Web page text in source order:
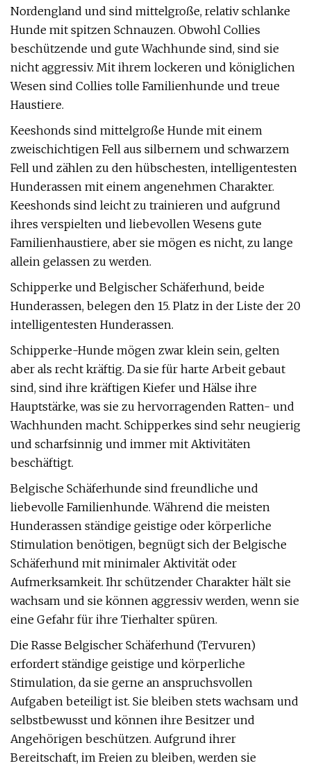
Nordengland und sind mittelgroße, relativ schlanke
Hunde mit spitzen Schnauzen. Obwohl Collies
beschützende und gute Wachhunde sind, sind sie
nicht aggressiv. Mit ihrem lockeren und königlichen
Wesen sind Collies tolle Familienhunde und treue
Haustiere.
Keeshonds sind mittelgroße Hunde mit einem
zweischichtigen Fell aus silbernem und schwarzem
Fell und zählen zu den hübschesten, intelligentesten
Hunderassen mit einem angenehmen Charakter.
Keeshonds sind leicht zu trainieren und aufgrund
ihres verspielten und liebevollen Wesens gute
Familienhaustiere, aber sie mögen es nicht, zu lange
allein gelassen zu werden.
Schipperke und Belgischer Schäferhund, beide
Hunderassen, belegen den 15. Platz in der Liste der 20
intelligentesten Hunderassen.
Schipperke-Hunde mögen zwar klein sein, gelten
aber als recht kräftig. Da sie für harte Arbeit gebaut
sind, sind ihre kräftigen Kiefer und Hälse ihre
Hauptstärke, was sie zu hervorragenden Ratten- und
Wachhunden macht. Schipperkes sind sehr neugierig
und scharfsinnig und immer mit Aktivitäten
beschäftigt.
Belgische Schäferhunde sind freundliche und
liebevolle Familienhunde. Während die meisten
Hunderassen ständige geistige oder körperliche
Stimulation benötigen, begnügt sich der Belgische
Schäferhund mit minimaler Aktivität oder
Aufmerksamkeit. Ihr schützender Charakter hält sie
wachsam und sie können aggressiv werden, wenn sie
eine Gefahr für ihre Tierhalter spüren.
Die Rasse Belgischer Schäferhund (Tervuren)
erfordert ständige geistige und körperliche
Stimulation, da sie gerne an anspruchsvollen
Aufgaben beteiligt ist. Sie bleiben stets wachsam und
selbstbewusst und können ihre Besitzer und
Angehörigen beschützen. Aufgrund ihrer
Bereitschaft, im Freien zu bleiben, werden sie